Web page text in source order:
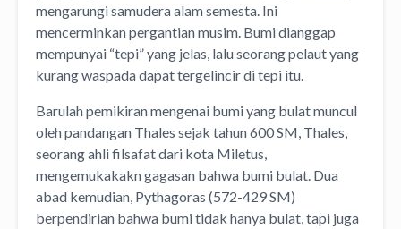
mengarungi samudera alam semesta. Ini
mencerminkan pergantian musim. Bumi dianggap
mempunyai “tepi” yang jelas, lalu seorang pelaut yang
kurang waspada dapat tergelincir di tepi itu.
Barulah pemikiran mengenai bumi yang bulat muncul
oleh pandangan Thales sejak tahun 600 SM, Thales,
seorang ahli filsafat dari kota Miletus,
mengemukakakn gagasan bahwa bumi bulat. Dua
abad kemudian, Pythagoras (572-429 SM)
berpendirian bahwa bumi tidak hanya bulat, tapi juga